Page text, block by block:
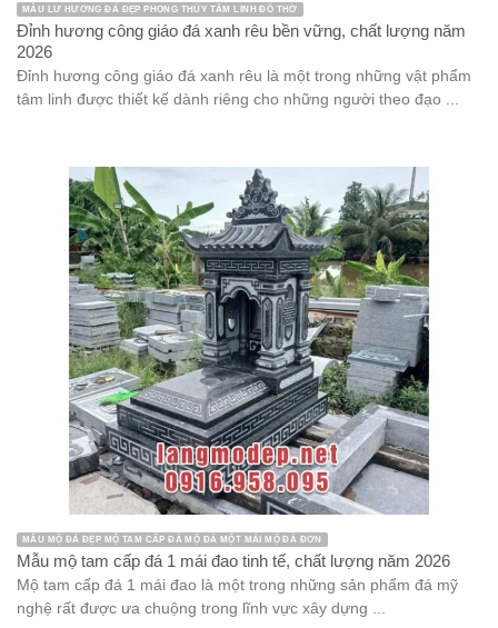
MẪU LƯ HƯƠNG ĐÁ ĐẸP PHONG THỦY TÂM LINH ĐỒ THỜ
Đỉnh hương công giáo đá xanh rêu bền vững, chất lượng năm
2026
Đỉnh hương công giáo đá xanh rêu là một trong những vật phẩm
tâm linh được thiết kế dành riêng cho những người theo đạo ...
MẪU MỘ ĐÁ ĐẸP MỘ TAM CẤP ĐÁ MỘ ĐÁ MỘT MÁI MỘ ĐÁ ĐƠN
Mẫu mộ tam cấp đá 1 mái đao tinh tế, chất lượng năm 2026
Mộ tam cấp đá 1 mái đao là một trong những sản phẩm đá mỹ
nghệ rất được ưa chuộng trong lĩnh vực xây dựng ...